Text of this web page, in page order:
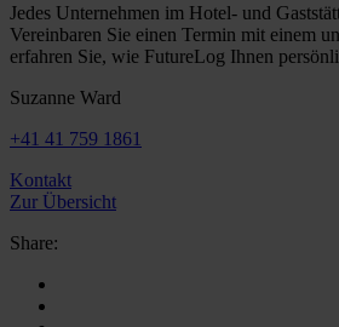
Jedes Unternehmen im Hotel- und
Vereinbaren Sie einen Termin mit einem
erfahren Sie, wie FutureLog Ihnen
Suzanne Ward
+41 41 759 1861
Kontakt
Zur Übersicht
Share: